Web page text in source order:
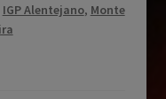
IGP Alentejano, Monte